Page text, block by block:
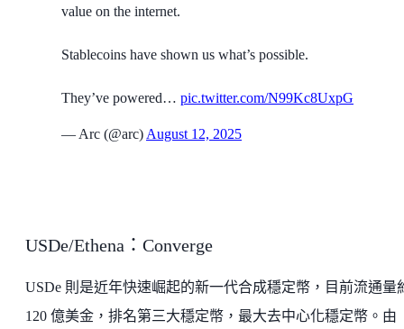
value on the internet.
Stablecoins have shown us what’s possible.
They’ve powered… pic.twitter.com/N99Kc8UxpG
— Arc (@arc) August 12, 2025
USDe/Ethena：Converge
USDe 則是近年快速崛起的新一代合成穩定幣，目前流通量
120 億美金，排名第三大穩定幣，最大去中心化穩定幣。由